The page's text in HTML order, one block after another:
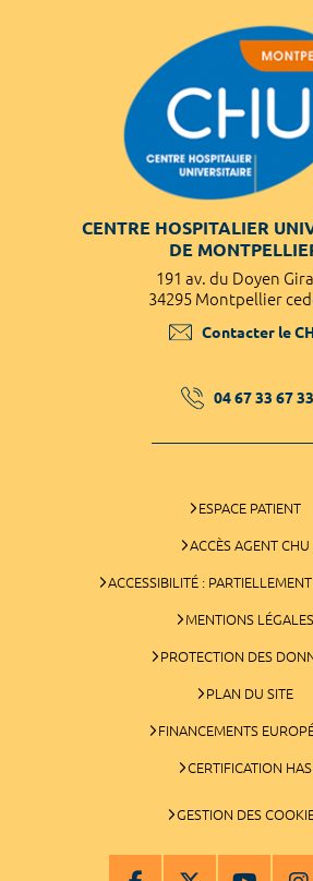
CENTRE HOSPITALIER
DE
191 av. du Doyen
34295 Montpellier
Contacter le
04 67 33 67 33
ESPACE PATIENT
ACCÈS AGENT CHU
ACCESSIBILITÉ :
MENTIONS LÉGALES
PROTECTION DES
PLAN DU SITE
FINANCEMENTS
CERTIFICATION HAS
GESTION DES